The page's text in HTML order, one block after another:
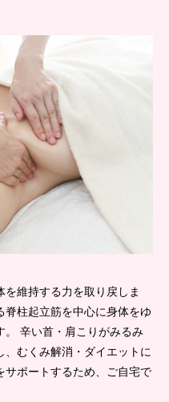
維持する力を取り戻しま
柱起立筋を中心に身体をゆ
。 辛い首・肩こりがみるみ
むくみ解消・ダイエットに
サポートするため、ご自宅で